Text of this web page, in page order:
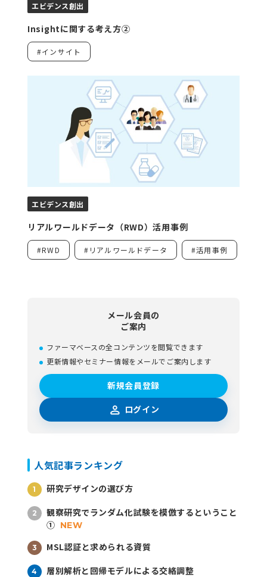
エビデンス創出
Insightに関する考え方②
#インサイト
エビデンス創出
リアルワールドデータ（RWD）活用事例
#RWD #リアルワールドデータ #活用事例
メール会員の
ご案内
ファーマベースの全コンテンツを閲覧できます
更新情報やセミナー情報をメールでご案内します
新規会員登録
ログイン
人気記事ランキング
研究デザインの選び方
観察研究でランダム化試験を模倣するということ
① NEW
MSL認証と求められる資質
層別解析と回帰モデルによる交絡調整